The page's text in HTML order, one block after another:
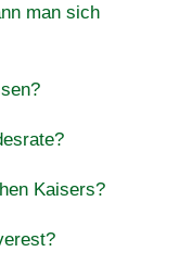
man sich
Kaisers?